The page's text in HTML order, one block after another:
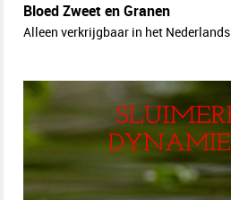
Bloed Zweet en Granen
Alleen verkrijgbaar in het Nederlands